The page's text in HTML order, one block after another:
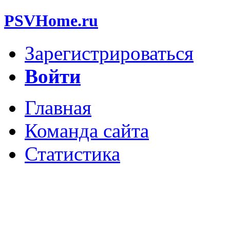
PSVHome.ru
Зарегистрироваться
Войти
Главная
Команда сайта
Статистика